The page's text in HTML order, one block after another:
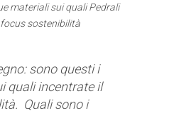
materiali sui qualiPedrali
sostenibilità
sono questi i
quali incentrate il
Quali sono i